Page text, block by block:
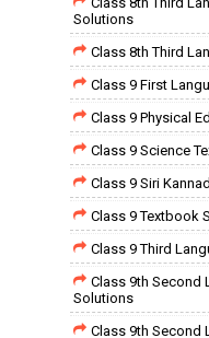
Solutions
Class 8th Third
Class 9 First
Class 9 Physical
Class 9 Science
Class 9 Siri
Class 9 Textbook
Class 9 Third
Class 9th Second
Solutions
Class 9th Second